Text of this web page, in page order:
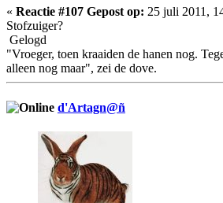
« Reactie #107 Gepost op: 25 juli 2011,
Stofzuiger?
Gelogd
"Vroeger, toen kraaiden de hanen nog.
alleen nog maar", zei de dove.
d'Artagn@ñ